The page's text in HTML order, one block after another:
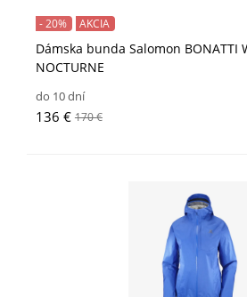
Dámska bunda Salomon BONATTI
NOCTURNE
- 20% AKCIA
do 10 dní
136 € 170 €